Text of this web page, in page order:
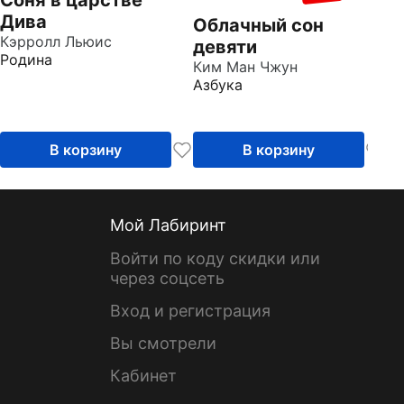
Дива
Кэрролл Льюис
Родина
В корзину
Облачный сон
девяти
Ким Ман Чжун
Азбука
В корзину
Мой Лабиринт
Войти по коду скидки или
через соцсеть
Вход и регистрация
Вы смотрели
Кабинет